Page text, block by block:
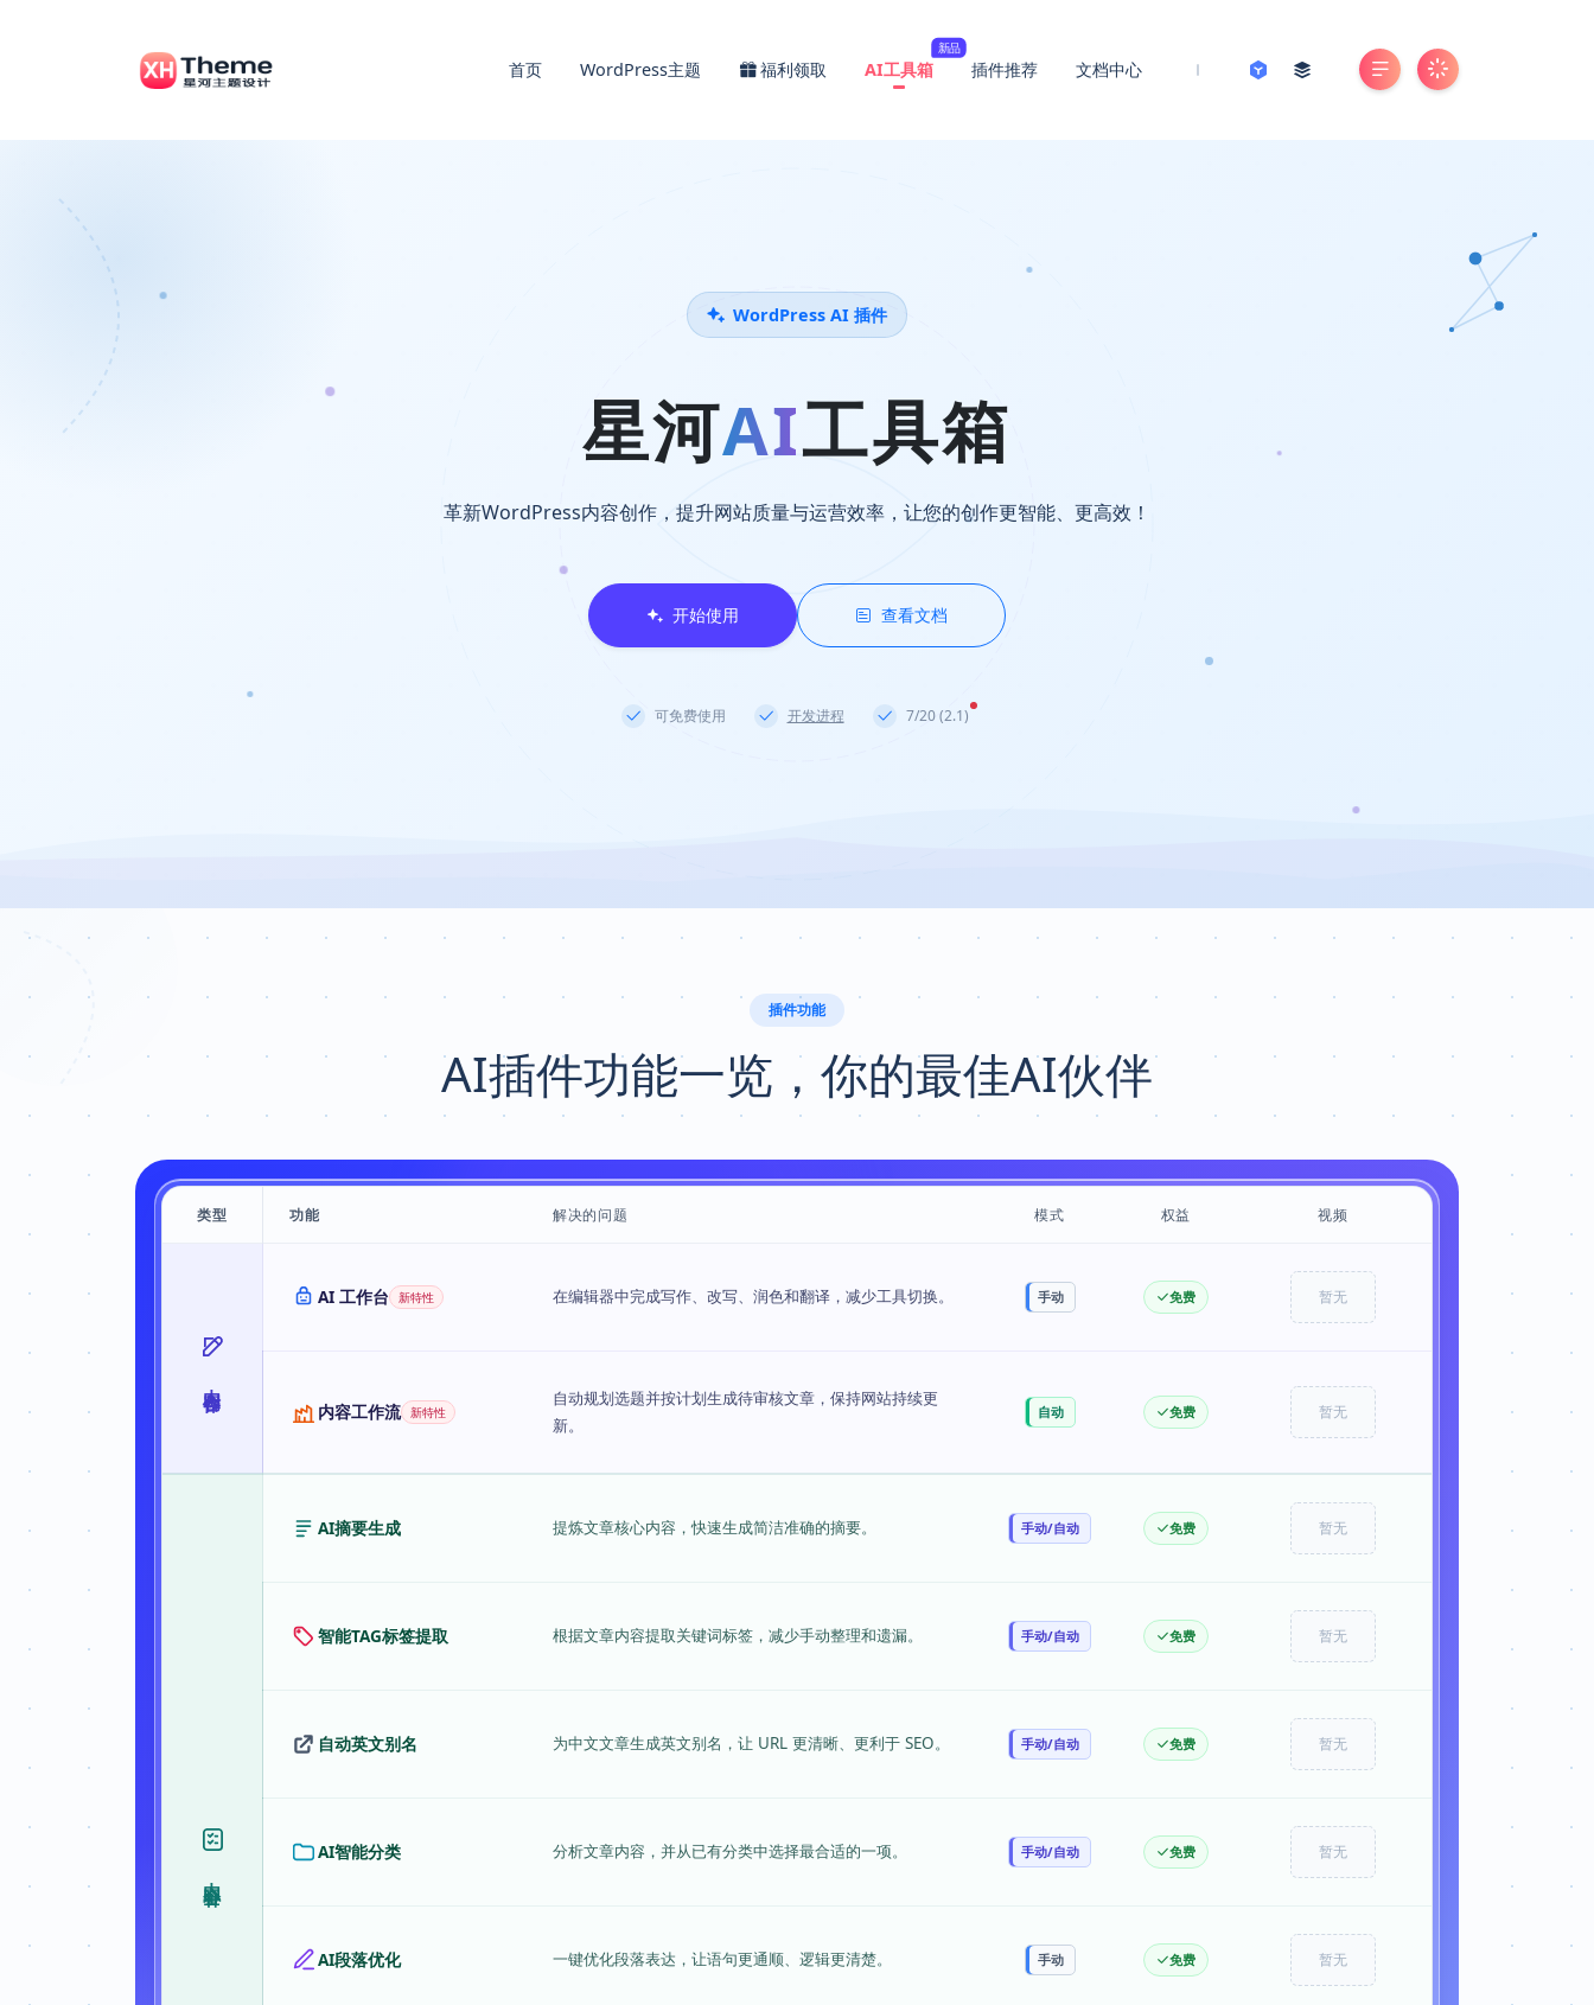
首页 WordPress主题 福利领取 AI工具箱
新品
插件推荐 文档中心
WordPress AI 插件
星河AI工具箱
革新WordPress内容创作，提升网站质量与运营效率，让您的创作更智能、更高效！
开始使用 查看文档
可免费使用 开发进程 7/20 (2.1)
插件功能
AI插件功能一览，你的最佳AI伙伴
类型 功能 解决的问题 模式 权益 视频
AI 工作台 新特性 在编辑器中完成写作、改写、润色和翻译，减少工具切换。 手动 免费 暂无
内容工作流 新特性
自动规划选题并按计划生成待审核文章，保持网站持续更
新。
自动 免费 暂无
AI摘要生成 提炼文章核心内容，快速生成简洁准确的摘要。 手动/自动 免费 暂无
智能TAG标签提取 根据文章内容提取关键词标签，减少手动整理和遗漏。 手动/自动 免费 暂无
自动英文别名 为中文文章生成英文别名，让 URL 更清晰、更利于 SEO。 手动/自动 免费 暂无
AI智能分类 分析文章内容，并从已有分类中选择最合适的一项。 手动/自动 免费 暂无
AI段落优化 一键优化段落表达，让语句更通顺、逻辑更清楚。 手动 免费 暂无